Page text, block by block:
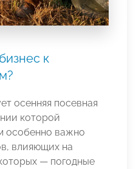
к
осенняя посевная
которой
особенно важно
влияющих на
— погодные